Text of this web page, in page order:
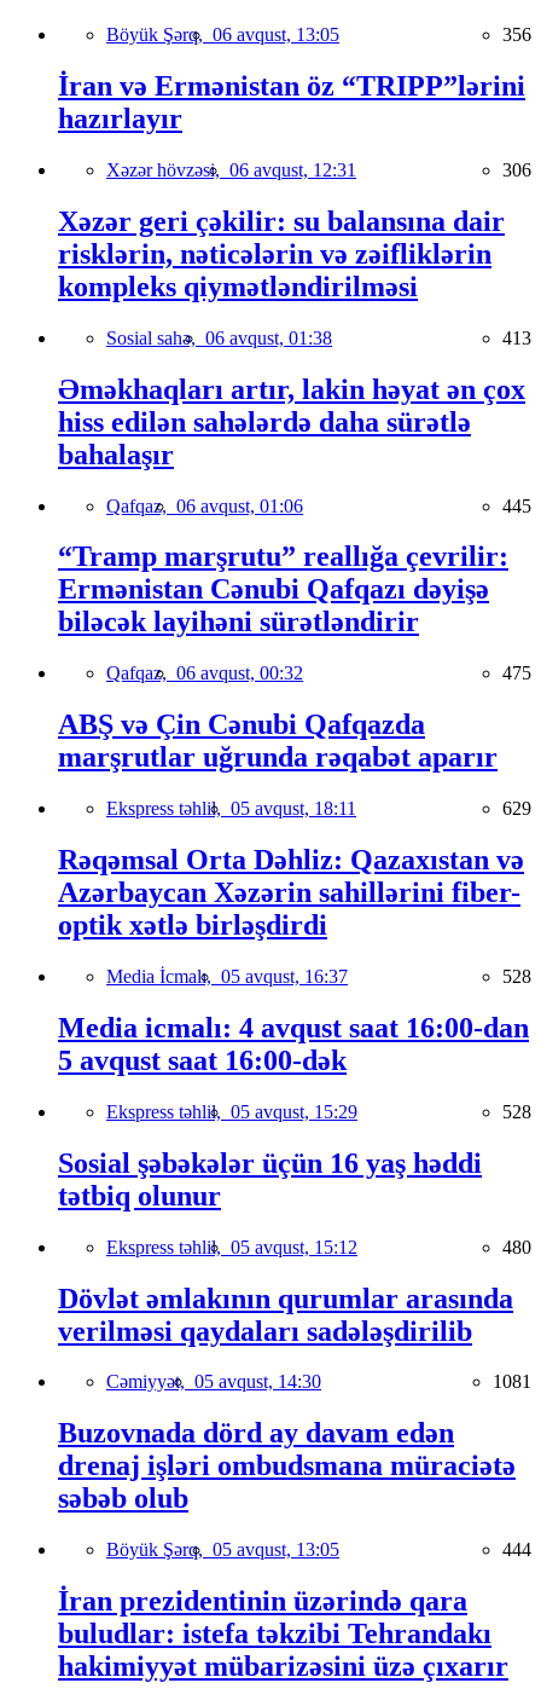
Böyük Şərq, 06 avqust, 13:05 356
İran və Ermənistan öz “TRIPP”lərini
hazırlayır
Xəzər hövzəsi, 06 avqust, 12:31 306
Xəzər geri çəkilir: su balansına dair
risklərin, nəticələrin və zəifliklərin
kompleks qiymətləndirilməsi
Sosial sahə, 06 avqust, 01:38 413
Əməkhaqları artır, lakin həyat ən çox
hiss edilən sahələrdə daha sürətlə
bahalaşır
Qafqaz, 06 avqust, 01:06 445
“Tramp marşrutu” reallığa çevrilir:
Ermənistan Cənubi Qafqazı dəyişə
biləcək layihəni sürətləndirir
Qafqaz, 06 avqust, 00:32 475
ABŞ və Çin Cənubi Qafqazda
marşrutlar uğrunda rəqabət aparır
Ekspress təhlil, 05 avqust, 18:11 629
Rəqəmsal Orta Dəhliz: Qazaxıstan və
Azərbaycan Xəzərin sahillərini fiber-
optik xətlə birləşdirdi
Media İcmalı, 05 avqust, 16:37 528
Media icmalı: 4 avqust saat 16:00-dan
5 avqust saat 16:00-dək
Ekspress təhlil, 05 avqust, 15:29 528
Sosial şəbəkələr üçün 16 yaş həddi
tətbiq olunur
Ekspress təhlil, 05 avqust, 15:12 480
Dövlət əmlakının qurumlar arasında
verilməsi qaydaları sadələşdirilib
Cəmiyyət, 05 avqust, 14:30 1081
Buzovnada dörd ay davam edən
drenaj işləri ombudsmana müraciətə
səbəb olub
Böyük Şərq, 05 avqust, 13:05 444
İran prezidentinin üzərində qara
buludlar: istefa təkzibi Tehrandakı
hakimiyyət mübarizəsini üzə çıxarır